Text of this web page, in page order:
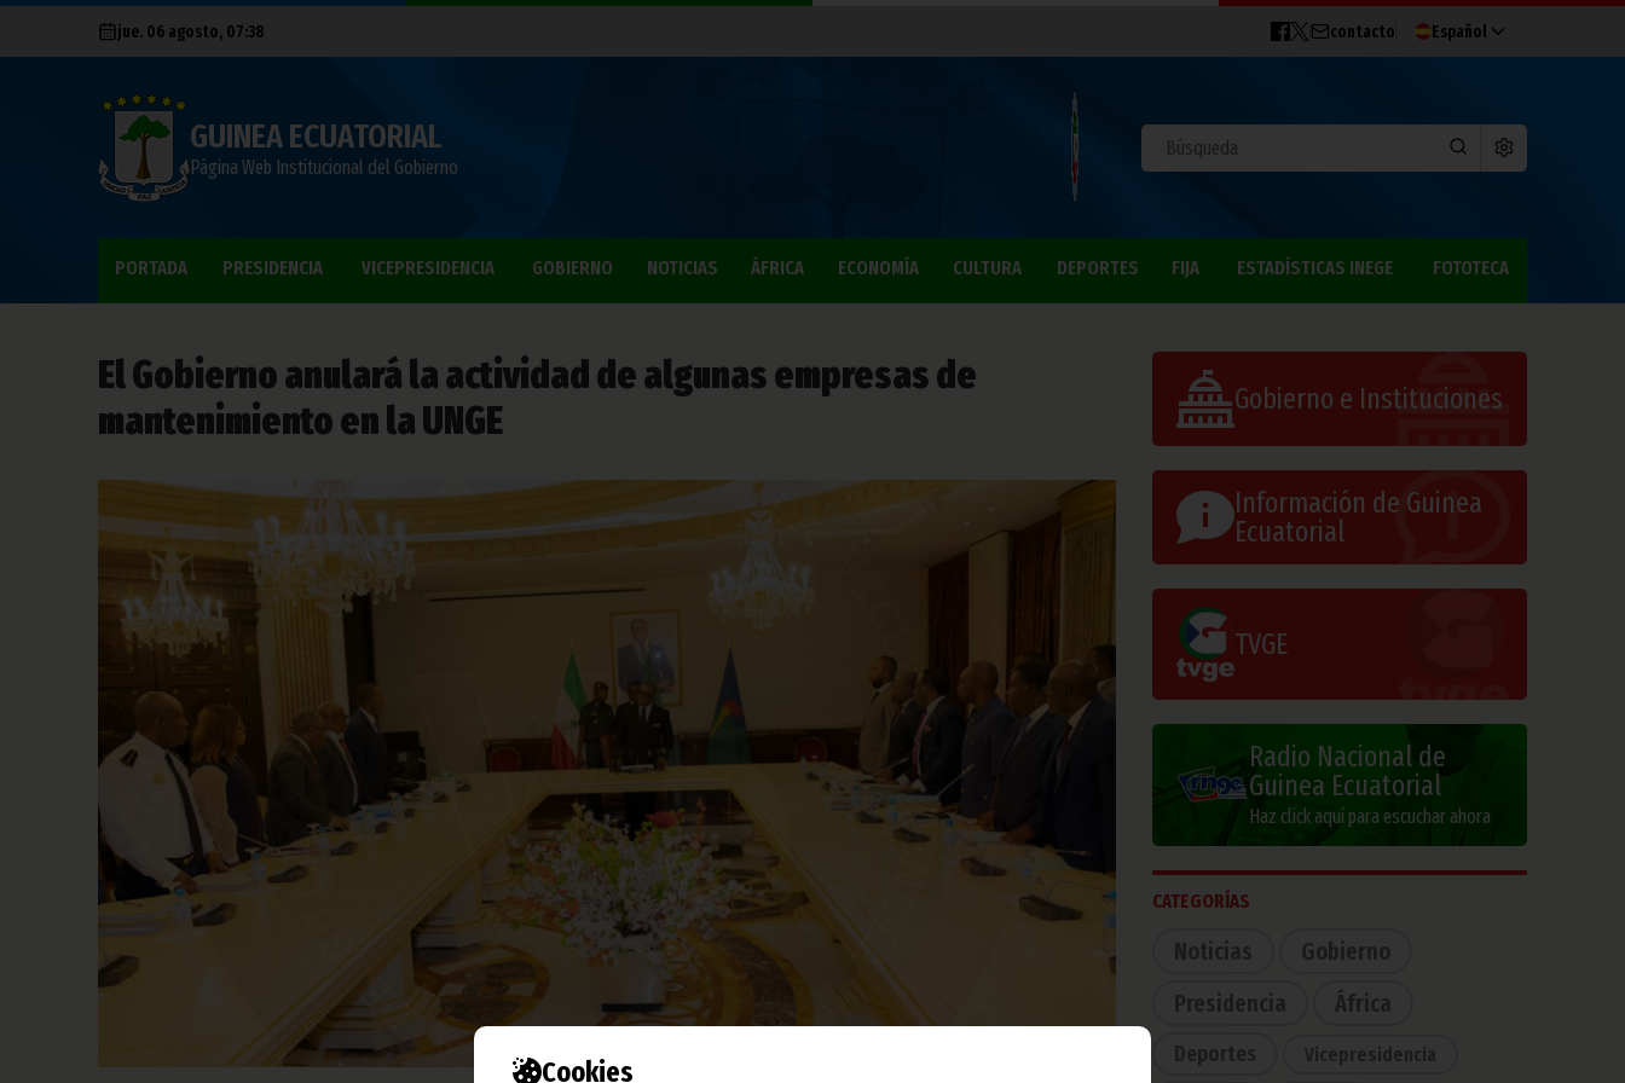
Cookies
jue. 06 agosto, 07:38 contacto Español
GUINEA ECUATORIAL
Página Web Institucional del Gobierno
PORTADA PRESIDENCIA VICEPRESIDENCIA GOBIERNO NOTICIAS ÁFRICA ECONOMÍA CULTURA DEPORTES FIJA ESTADÍSTICAS INEGE FOTOTECA
El Gobierno anulará la actividad de algunas empresas de
mantenimiento en la UNGE
Gobierno e Instituciones
Información de Guinea
Ecuatorial
TVGE
Radio Nacional de
Guinea Ecuatorial
Haz click aquí para escuchar ahora
CATEGORÍAS
Noticias
Gobierno
Presidencia
África
Deportes Vicepresidencia